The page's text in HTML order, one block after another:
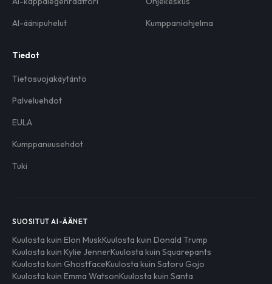
AI-äänipuhelut
Kumppaniohjelma
Tiedot
Tietosuojakäytäntö
Palveluehdot
EULA
Kumppanuusehdot
Tuki
SUOSITUT AI-ÄÄNET
Kuulosta kuin Elon MuskKuulosta kuin Donald Trump
Kuulosta kuin Kylie JennerKuulosta kuin Squarepants
Kuulosta kuin GhostfaceKuulosta kuin Satoru Gojo
Kuulosta kuin Emma WatsonKuulosta kuin Santa